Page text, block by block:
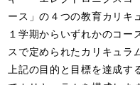
ース」の４つの教育カリキ
１学期からいずれかのコー
スで定められたカリキュラ
上記の目的と目標を達成